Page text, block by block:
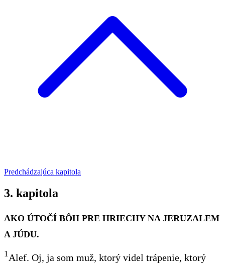
Predchádzajúca kapitola
3. kapitola
AKO ÚTOČÍ BÔH PRE HRIECHY NA JERUZALEM
A JÚDU.
1Alef. Oj, ja som muž, ktorý videl trápenie, ktorý